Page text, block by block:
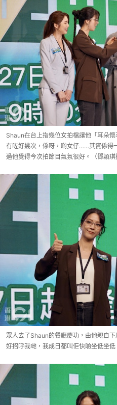
Shaun在台上指幾位女拍檔讓他「耳朵
冇咗好幾次，係呀，啲女仔……其實係得
過他覺得今次拍節目氣氛很好。（鄧穎琪
眾人去了Shaun的餐廳慶功，由他親自
好招呼我哋，我成日都叫佢快啲坐低坐